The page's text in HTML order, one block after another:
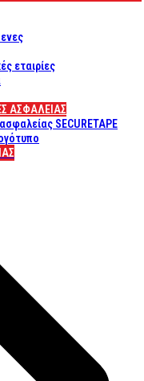
εταιρίες
ΑΣΦΑΛΕΊΑΣ
SECURETAPE